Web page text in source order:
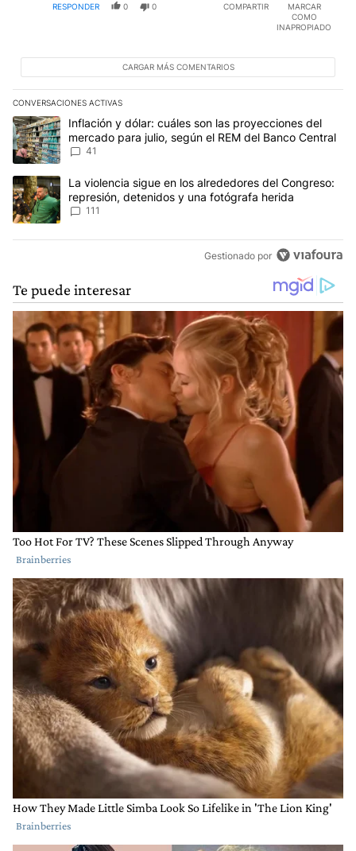
RESPONDER 0 0 COMPARTIR
MARCAR
COMO
INAPROPIADO
CARGAR MÁS COMENTARIOS
CONVERSACIONES ACTIVAS
Este listado muestra los artículos con más comentarios en los
Un artículo de tendencia con el título "Inflación y dólar: cuáles
Inflación y dólar: cuáles son las proyecciones del
mercado para julio, según el REM del Banco Central
41
Un artículo de tendencia con el título "La violencia sigue en los
La violencia sigue en los alrededores del Congreso:
represión, detenidos y una fotógrafa herida
111
Gestionado por